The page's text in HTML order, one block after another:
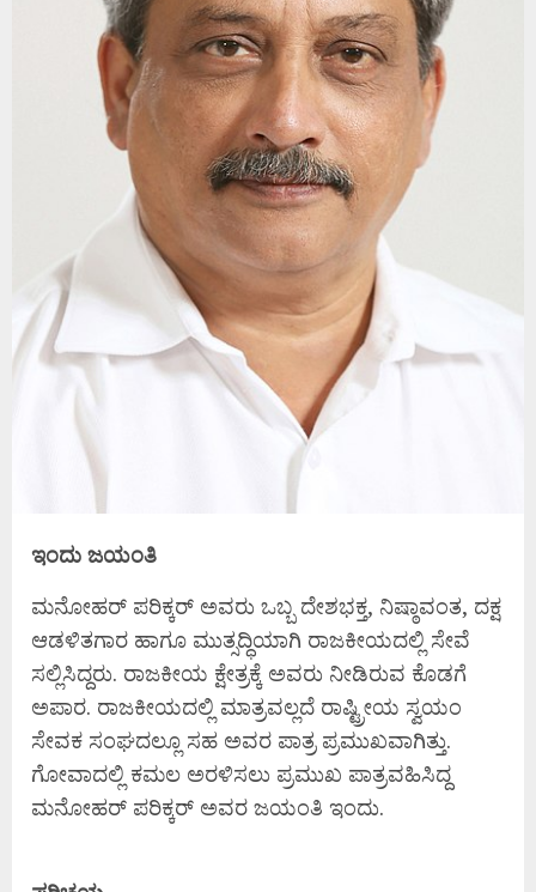
ಇಂದು ಜಯಂತಿ
ಮನೋಹರ್‌ ಪರಿಕ್ಕರ್‌ ಅವರು ಒಬ್ಬ ದೇಶಭಕ್ತ, ನಿಷ್ಠಾವಂತ, ದಕ್ಷ
ಆಡಳಿತಗಾರ ಹಾಗೂ ಮುತ್ಸದ್ಧಿಯಾಗಿ ರಾಜಕೀಯದಲ್ಲಿ ಸೇವೆ
ಸಲ್ಲಿಸಿದ್ದರು. ರಾಜಕೀಯ ಕ್ಷೇತ್ರಕ್ಕೆ ಅವರು ನೀಡಿರುವ ಕೊಡಗೆ
ಅಪಾರ. ರಾಜಕೀಯದಲ್ಲಿ ಮಾತ್ರವಲ್ಲದೆ ರಾಷ್ಟ್ರೀಯ ಸ್ವಯಂ
ಸೇವಕ ಸಂಘದಲ್ಲೂ ಸಹ ಅವರ ಪಾತ್ರ ಪ್ರಮುಖವಾಗಿತ್ತು.
ಗೋವಾದಲ್ಲಿ ಕಮಲ ಅರಳಿಸಲು ಪ್ರಮುಖ ಪಾತ್ರವಹಿಸಿದ್ದ
ಮನೋಹರ್ ಪರಿಕ್ಕರ್ ಅವರ ಜಯಂತಿ ಇಂದು.